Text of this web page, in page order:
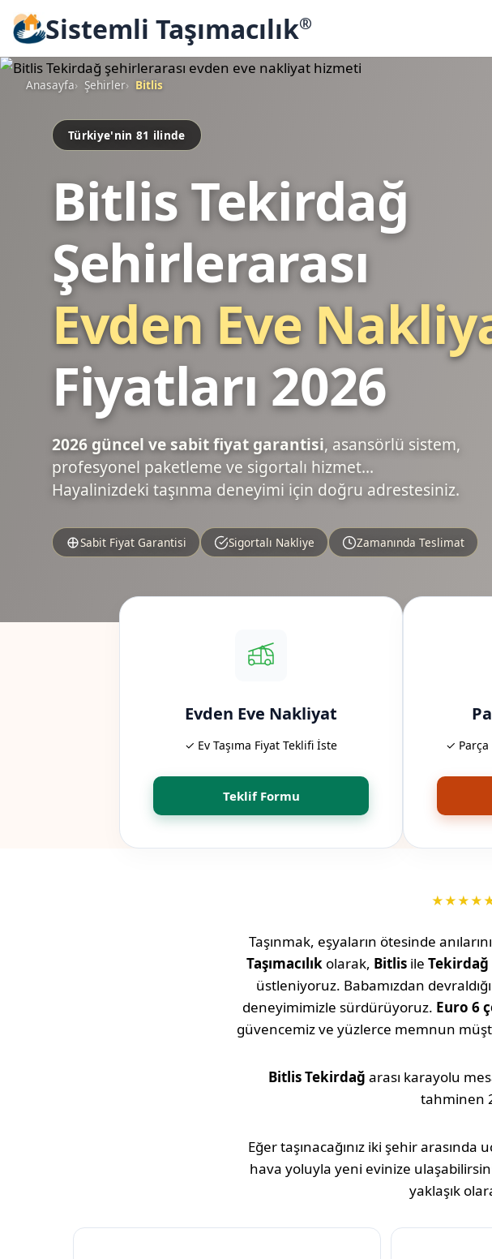
Sistemli Taşımacılık®
Anasayfa Şehirler Bitlis
Türkiye'nin 81 ilinde
Bitlis Tekirdağ
Şehirlerarası
Evden Eve
Fiyatları 2026
2026 güncel ve sabit fiyat garantisi, asansörlü sistem,
profesyonel paketleme ve sigortalı hizmet...
Hayalinizdeki taşınma deneyimi için doğru adrestesiniz.
Sabit Fiyat Garantisi Sigortalı Nakliye Zamanında Teslimat
Evden Eve Nakliyat
✓ Ev Taşıma Fiyat Teklifi İste
Teklif Formu
✓ Parça
Taşınmak, eşyaların ötesinde
Taşımacılıkolarak, Bitlisile Tekirdağ
üstleniyoruz. Babamızdan
deneyimimizle sürdürüyoruz. Euro 6
güvencemiz ve yüzlerce memnun
BitlisTekirdağ arası karayolu
tahminen
Eğer taşınacağınız iki şehir arasında
hava yoluyla yeni evinize
yaklaşık